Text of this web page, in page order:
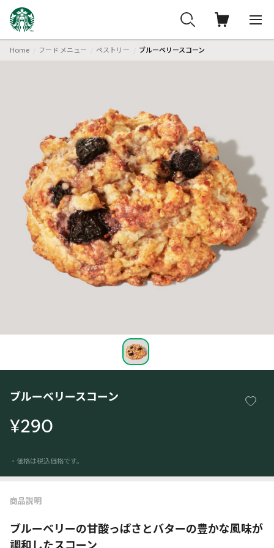
Home フード メニュー ペストリー ブルーベリースコーン
ブルーベリースコーン
¥290
・価格は税込価格です。
商品説明
ブルーベリーの甘酸っぱさとバターの豊かな風味が
調和したスコーン